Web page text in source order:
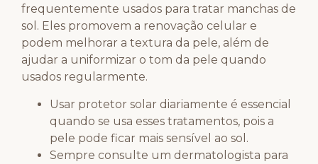
frequentemente usados para tratar manchas de
sol. Eles promovem a renovação celular e
podem melhorar a textura da pele, além de
ajudar a uniformizar o tom da pele quando
usados regularmente.
Usar protetor solar diariamente é essencial
quando se usa esses tratamentos, pois a
pele pode ficar mais sensível ao sol.
Sempre consulte um dermatologista para